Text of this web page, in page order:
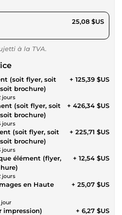
$US 25,08 $US
à la TVA.
(soit flyer, soit
brochure)
jours
+ 125,39 $US
(soit flyer, soit
brochure)
jours
+ 426,34 $US
(soit flyer, soit
brochure)
jours
+ 225,71 $US
élément (flyer,
jours
+ 12,54 $US
en Haute
jour
+ 25,07 $US
impression) + 6,27 $US